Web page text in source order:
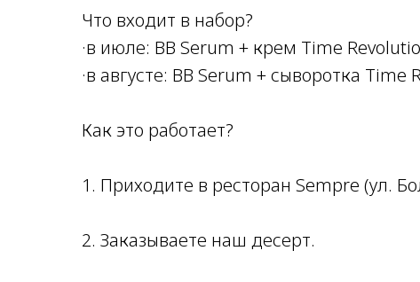
Что входит в набор?
·в июле: BB Serum + крем Time
·в августе: BB Serum + сыворотка Time
Как это работает?
1. Приходите в ресторан Sempre (ул.
2. Заказываете наш десерт.